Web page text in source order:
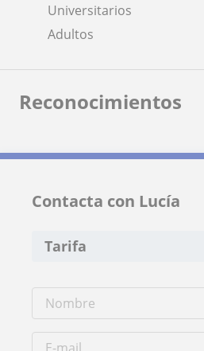
Universitarios
Adultos
Reconocimientos
Contacta con Lucía
Tarifa